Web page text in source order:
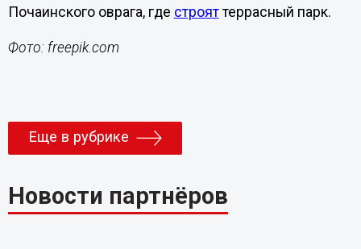
Почаинского оврага, где строяттеррасный парк.
Фото: freepik.com
Еще в рубрике
Новости партнёров